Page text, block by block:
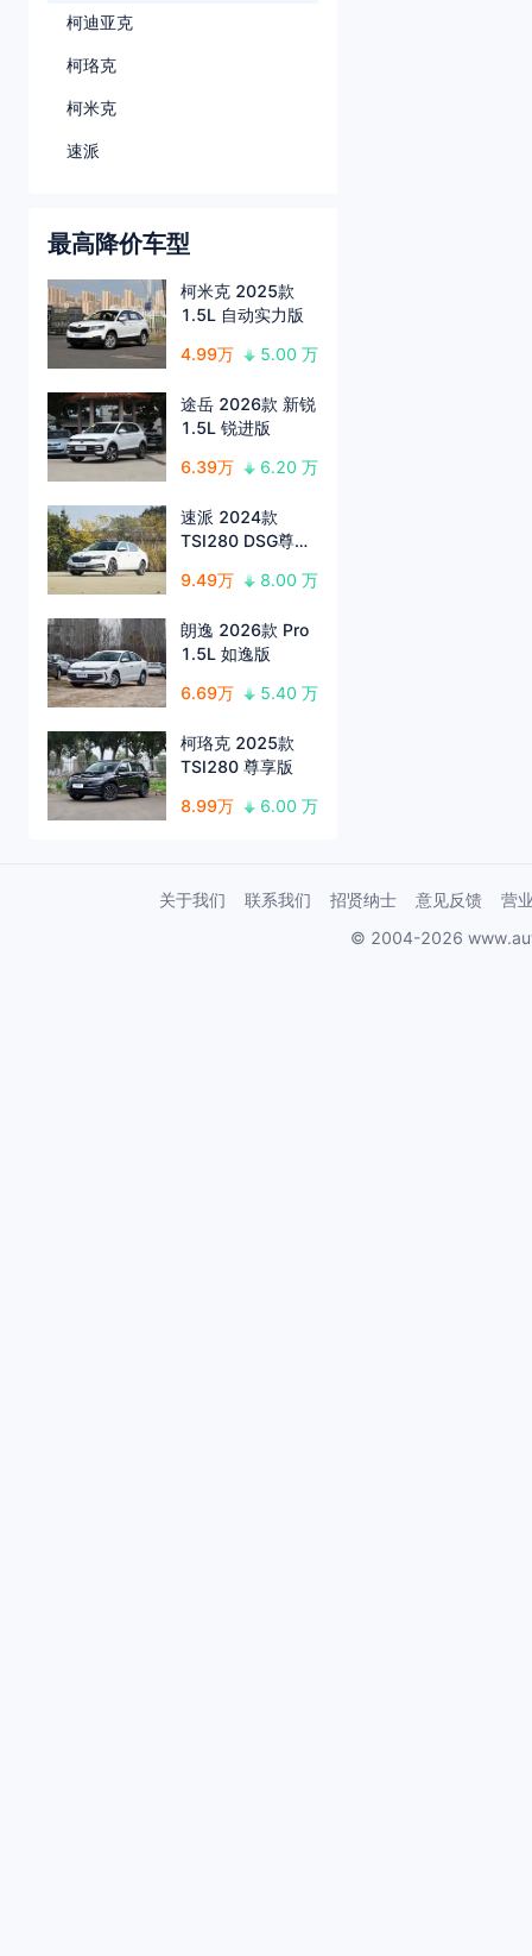
柯迪亚克
柯珞克
柯米克
速派
最高降价车型
柯米克 2025款
1.5L 自动实力版
4.99万
5.00 万
途岳 2026款 新锐
1.5L 锐进版
6.39万
6.20 万
速派 2024款
TSI280 DSG尊享
9.49万 8.00 万
朗逸 2026款 Pro
1.5L 如逸版
6.69万
5.40 万
柯珞克 2025款
TSI280 尊享版
8.99万
6.00 万
关于我们 联系我们 招贤纳士 意见反馈
营
© 2004-2026